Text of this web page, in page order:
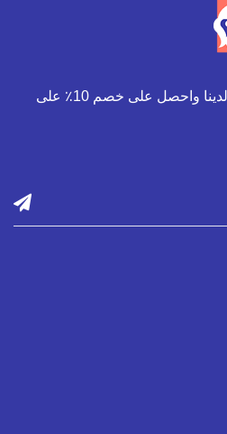
اشترك في النشرة الإخبارية لدينا واحصل على خصم 10٪ على